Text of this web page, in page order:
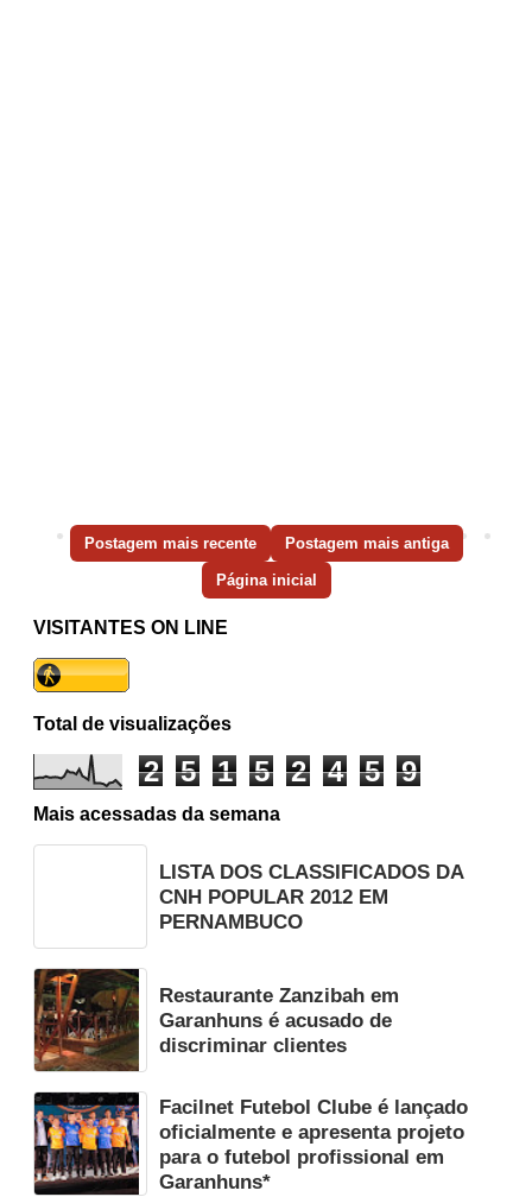
Postagem mais recente Postagem mais antiga
Página inicial
VISITANTES ON LINE
Total de visualizações
2 5 1 5 2 4 5 9
Mais acessadas da semana
LISTA DOS CLASSIFICADOS DA
CNH POPULAR 2012 EM
PERNAMBUCO
Restaurante Zanzibah em
Garanhuns é acusado de
discriminar clientes
Facilnet Futebol Clube é lançado
oficialmente e apresenta projeto
para o futebol profissional em
Garanhuns*